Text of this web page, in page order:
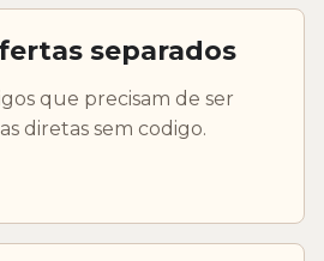
separados
que precisam de ser
diretas sem codigo.